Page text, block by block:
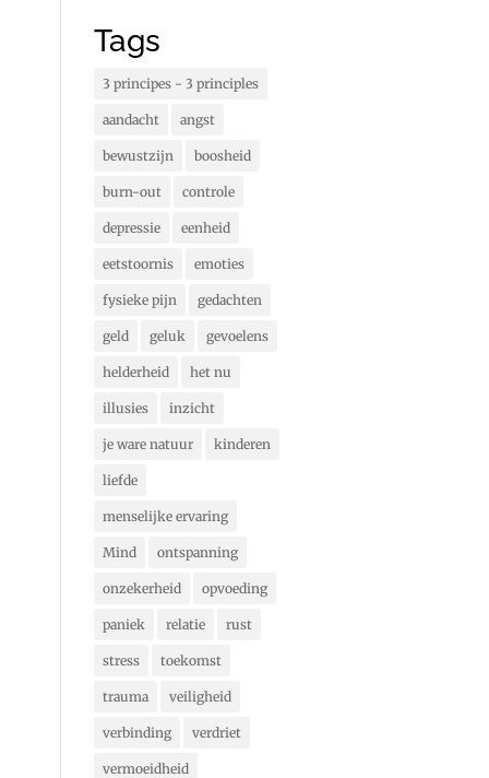
Tags
3 principes - 3 principles
aandacht angst
bewustzijn boosheid
burn-out controle
depressie eenheid
eetstoornis emoties
fysieke pijn gedachten
geld geluk gevoelens
helderheid het nu
illusies inzicht
je ware natuur kinderen
liefde
menselijke ervaring
Mind ontspanning
onzekerheid opvoeding
paniek relatie rust
stress toekomst
trauma veiligheid
verbinding verdriet
vermoeidheid